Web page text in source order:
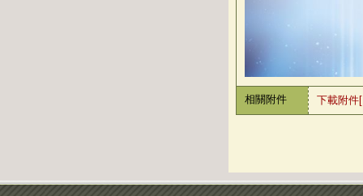
相關附件 下載附件